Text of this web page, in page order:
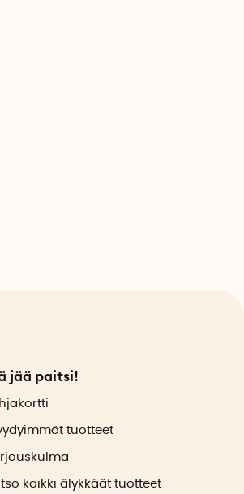
jää paitsi!
tuotteet
kaikki älykkäät tuotteet